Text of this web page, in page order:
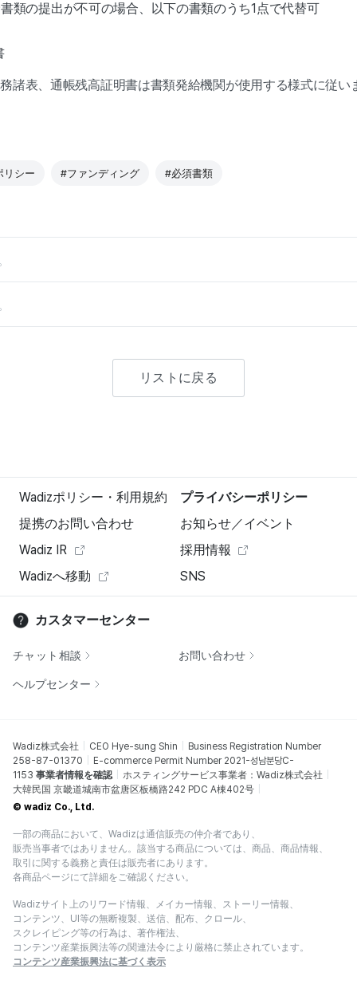
類の提出が不可の場合、以下の書類のうち1点で代替可
諸表、通帳残高証明書は書類発給機関が使用する様式に従い
リシー #ファンディング #必須書類
リストに戻る
Wadizポリシー・利用規約
プライバシーポリシー
提携のお問い合わせ
お知らせ／イベント
Wadiz IR
採用情報
Wadizへ移動
SNS
カスタマーセンター
チャット相談 お問い合わせ
ヘルプセンター
Wadiz株式会社 CEO Hye-sung Shin
Business Registration Number
258-87-01370
E-commerce Permit Number 2021-성남분당C-
1153 事業者情報を確認
ホスティングサービス事業者：Wadiz株式会社
大韓民国 京畿道城南市盆唐区板橋路242 PDC A棟402号
© wadiz Co., Ltd.
一部の商品において、Wadizは通信販売の仲介者であり、
販売当事者ではありません。該当する商品については、商品、商品情報、
取引に関する義務と責任は販売者にあります。
各商品ページにて詳細をご確認ください。
Wadizサイト上のリワード情報、メイカー情報、ストーリー情報、
コンテンツ、UI等の無断複製、送信、配布、クロール、
スクレイピング等の行為は、著作権法、
コンテンツ産業振興法等の関連法令により厳格に禁止されています。
コンテンツ産業振興法に基づく表示